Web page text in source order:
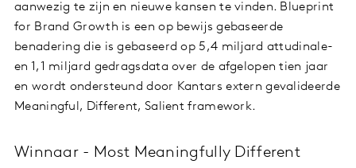
aanwezig te zijn en nieuwe kansen te vinden. Blueprint
for Brand Growth is een op bewijs gebaseerde
benadering die is gebaseerd op 5,4 miljard attudinale-
en 1,1 miljard gedragsdata over de afgelopen tien jaar
en wordt ondersteund door Kantars extern gevalideerde
Meaningful, Different, Salient framework.
Winnaar - Most Meaningfully Different